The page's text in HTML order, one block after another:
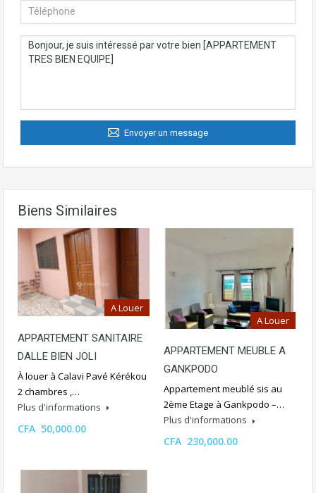
Envoyer un message
Biens Similaires
A Louer
APPARTEMENT SANITAIRE
DALLE BIEN JOLI
À louer à Calavi Pavé Kérékou
2 chambres ,…
Plus d'informations
CFA 50,000.00
A Louer
APPARTEMENT MEUBLE A
GANKPODO
Appartement meublé sis au
2ème Etage à Gankpodo –…
Plus d'informations
CFA 230,000.00